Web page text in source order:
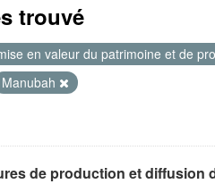
trouvé
en valeur du patrimoine et de
Manubah
de production et diffusion